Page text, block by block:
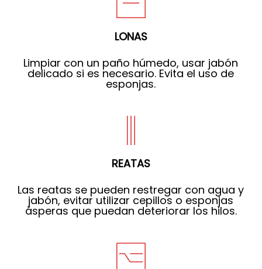
LONAS
Limpiar con un paño húmedo, usar jabón
delicado si es necesario. Evita el uso de
esponjas.
REATAS
Las reatas se pueden restregar con agua y
jabón, evitar utilizar cepillos o esponjas
ásperas que puedan deteriorar los hilos.